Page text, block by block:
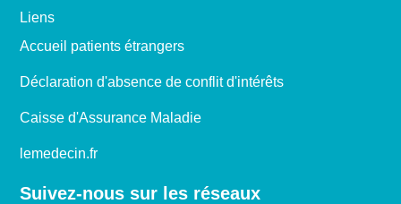
Liens
Accueil patients étrangers
Déclaration d'absence de conflit d'intérêts
Caisse d'Assurance Maladie
lemedecin.fr
Suivez-nous sur les réseaux